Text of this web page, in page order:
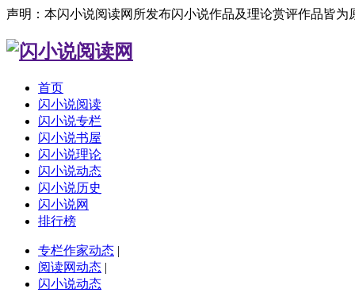
声明：本闪小说阅读网所发布闪小说作品及理论赏评作品皆
首页
闪小说阅读
闪小说专栏
闪小说书屋
闪小说理论
闪小说动态
闪小说历史
闪小说网
排行榜
专栏作家动态 |
阅读网动态 |
闪小说动态